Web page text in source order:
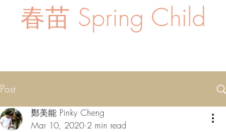
春苗 Spring Child
Post
鄭美能 Pinky Cheng
Mar 10, 2020 2 min read